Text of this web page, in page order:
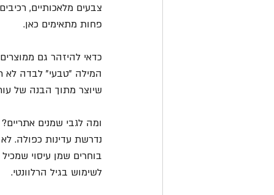
צבעים מלאכותיים,
פחות מתאימים כאן.
כדאי להיזהר גם
המילה "טבעי" לבדה לא
שיוצר מתוך הבנה של
ומה לגבי שמנים
נדרשת עדינות כפולה.
בוחרים שמן עיסוי
לשימוש בגיל הרלוונטי.